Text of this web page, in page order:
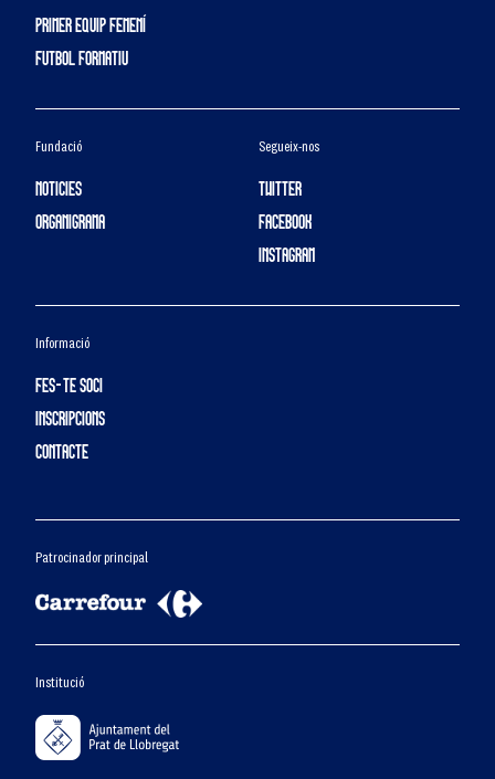
PRIMER EQUIP FEMENÍ
FUTBOL FORMATIU
Fundació
NOTICIES
ORGANIGRAMA
Segueix-nos
TWITTER
FACEBOOK
INSTAGRAM
Informació
FES-TE SOCI
INSCRIPCIONS
CONTACTE
Patrocinador principal
Institució